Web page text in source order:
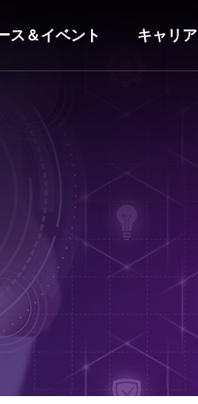
ス＆イベント キャリア